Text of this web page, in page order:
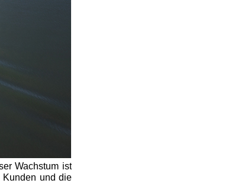
Wachstum ist
Kunden und die